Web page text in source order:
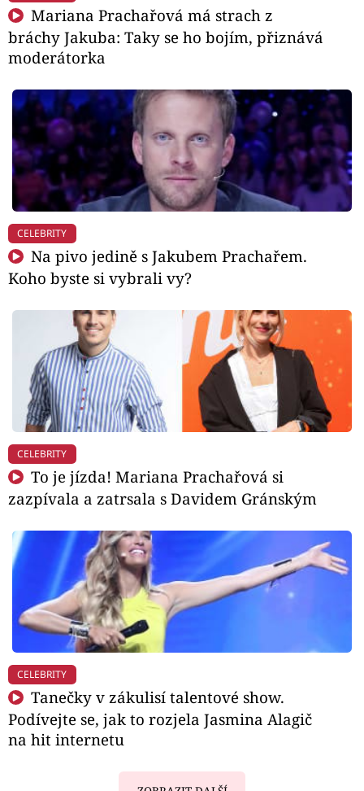
Mariana Prachařová má strach z
bráchy Jakuba: Taky se ho bojím, přiznává
moderátorka
CELEBRITY
Na pivo jedině s Jakubem Prachařem.
Koho byste si vybrali vy?
CELEBRITY
To je jízda! Mariana Prachařová si
zazpívala a zatrsala s Davidem Gránským
CELEBRITY
Tanečky v zákulisí talentové show.
Podívejte se, jak to rozjela Jasmina Alagič
na hit internetu